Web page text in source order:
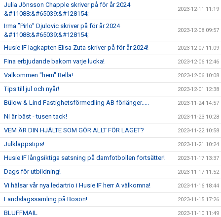
Julia Jönsson Chapple skriver på för år 2024
&#11088;&#65039;&#128154;
2023-12-11 11:19
Irma ”Pirlo” Djulovic skriver på för år 2024
&#11088;&#65039;&#128154;
2023-12-08 09:57
Husie IF lagkapten Elisa Zuta skriver på för år 2024! 2023-12-07 11:09
Fina erbjudande bakom varje lucka! 2023-12-06 12:46
Välkommen "hem" Bella! 2023-12-06 10:08
Tips till jul och nyår! 2023-12-01 12:38
Bülow & Lind Fastighetsförmedling AB förlänger..... 2023-11-24 14:57
Ni är bäst - tusen tack! 2023-11-23 10:28
VEM ÄR DIN HJÄLTE SOM GÖR ALLT FÖR LAGET? 2023-11-22 10:58
Julklappstips! 2023-11-21 10:24
Husie IF långsiktiga satsning på damfotbollen fortsätter! 2023-11-17 13:37
Dags för utbildning! 2023-11-17 11:52
Vi hälsar vår nya ledartrio i Husie IF herr A välkomna! 2023-11-16 18:44
Landslagssamling på Bosön! 2023-11-15 17:26
BLUFFMAIL 2023-11-10 11:49